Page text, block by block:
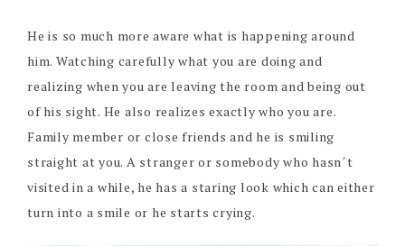
He is so much more aware what is happening around
him. Watching carefully what you are doing and
realizing when you are leaving the room and being out
of his sight. He also realizes exactly who you are.
Family member or close friends and he is smiling
straight at you. A stranger or somebody who hasn´t
visited in a while, he has a staring look which can either
turn into a smile or he starts crying.